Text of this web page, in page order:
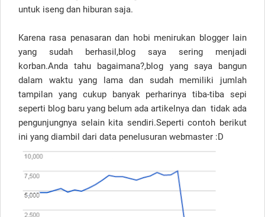
untuk iseng dan hiburan saja.
Karena rasa penasaran dan hobi menirukan blogger lain
yang sudah berhasil,blog saya sering menjadi
korban.Anda tahu bagaimana?,blog yang saya bangun
dalam waktu yang lama dan sudah memiliki jumlah
tampilan yang cukup banyak perharinya tiba-tiba sepi
seperti blog baru yang belum ada artikelnya dan tidak ada
pengunjungnya selain kita sendiri.Seperti contoh berikut
ini yang diambil dari data penelusuran webmaster :D